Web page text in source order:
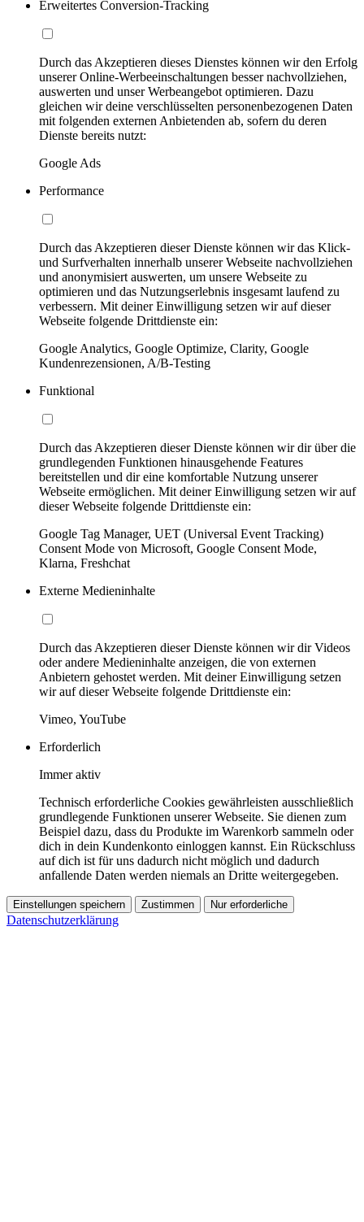
Erweitertes Conversion-Tracking
Durch das Akzeptieren dieses Dienstes können wir den Erfolg
unserer Online-Werbeeinschaltungen besser nachvollziehen,
auswerten und unser Werbeangebot optimieren. Dazu
gleichen wir deine verschlüsselten personenbezogenen Daten
mit folgenden externen Anbietenden ab, sofern du deren
Dienste bereits nutzt:
Google Ads
Performance
Durch das Akzeptieren dieser Dienste können wir das Klick-
und Surfverhalten innerhalb unserer Webseite nachvollziehen
und anonymisiert auswerten, um unsere Webseite zu
optimieren und das Nutzungserlebnis insgesamt laufend zu
verbessern. Mit deiner Einwilligung setzen wir auf dieser
Webseite folgende Drittdienste ein:
Google Analytics, Google Optimize, Clarity, Google
Kundenrezensionen, A/B-Testing
Funktional
Durch das Akzeptieren dieser Dienste können wir dir über die
grundlegenden Funktionen hinausgehende Features
bereitstellen und dir eine komfortable Nutzung unserer
Webseite ermöglichen. Mit deiner Einwilligung setzen wir auf
dieser Webseite folgende Drittdienste ein:
Google Tag Manager, UET (Universal Event Tracking)
Consent Mode von Microsoft, Google Consent Mode,
Klarna, Freshchat
Externe Medieninhalte
Durch das Akzeptieren dieser Dienste können wir dir Videos
oder andere Medieninhalte anzeigen, die von externen
Anbietern gehostet werden. Mit deiner Einwilligung setzen
wir auf dieser Webseite folgende Drittdienste ein:
Vimeo, YouTube
Erforderlich
Immer aktiv
Technisch erforderliche Cookies gewährleisten ausschließlich
grundlegende Funktionen unserer Webseite. Sie dienen zum
Beispiel dazu, dass du Produkte im Warenkorb sammeln oder
dich in dein Kundenkonto einloggen kannst. Ein Rückschluss
auf dich ist für uns dadurch nicht möglich und dadurch
anfallende Daten werden niemals an Dritte weitergegeben.
Einstellungen speichern Zustimmen Nur erforderliche
Datenschutzerklärung